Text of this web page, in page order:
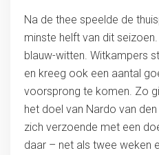
Na de thee speelde de
minste helft van dit
blauw-witten. Witkampers
en kreeg ook een aantal
voorsprong te komen. Zo
het doel van Nardo van
zich verzoende met een
daar – net als twee weken